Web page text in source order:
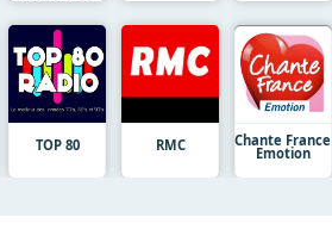
TOP 80 RMC Chante France
Emotion